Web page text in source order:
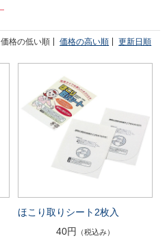
価格の低い順 価格の高い順 更新日順
ほこり取りシート2枚入
40円
（税込み）